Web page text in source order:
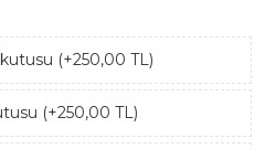
kutusu (+250,00 TL)
(+250,00 TL)